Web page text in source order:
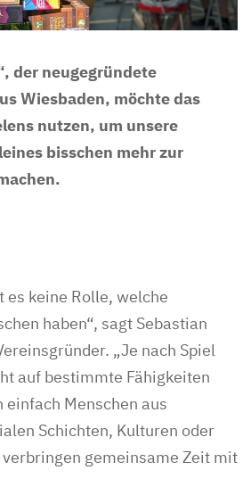
der neugegründete
Wiesbaden, möchte das
nutzen, um unsere
bisschen mehr zur
es keine Rolle, welche
haben“, sagt Sebastian
„Je nach Spiel
auf bestimmte Fähigkeiten
einfach Menschen aus
Schichten, Kulturen oder
gemeinsame Zeit mit